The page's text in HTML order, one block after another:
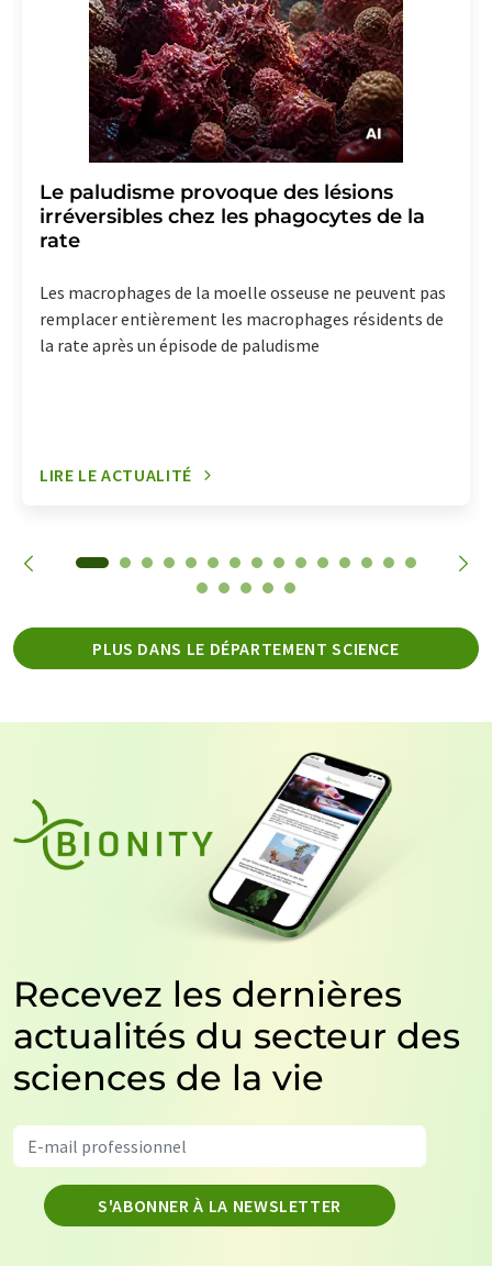
Le paludisme provoque des lésions
irréversibles chez les phagocytes de la
rate
Les macrophages de la moelle osseuse ne peuvent pas
remplacer entièrement les macrophages résidents de
la rate après un épisode de paludisme
LIRE LE ACTUALITÉ
PLUS DANS LE DÉPARTEMENT SCIENCE
Recevez les dernières
actualités du secteur des
sciences de la vie
S'ABONNER À LA NEWSLETTER